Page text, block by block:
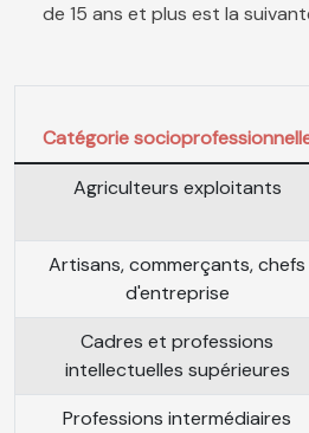
de 15 ans et plus est la
Catégorie
Agriculteurs exploitants
Artisans, commerçants, chefs
d'entreprise
Cadres et professions
intellectuelles supérieures
Professions intermédiaires